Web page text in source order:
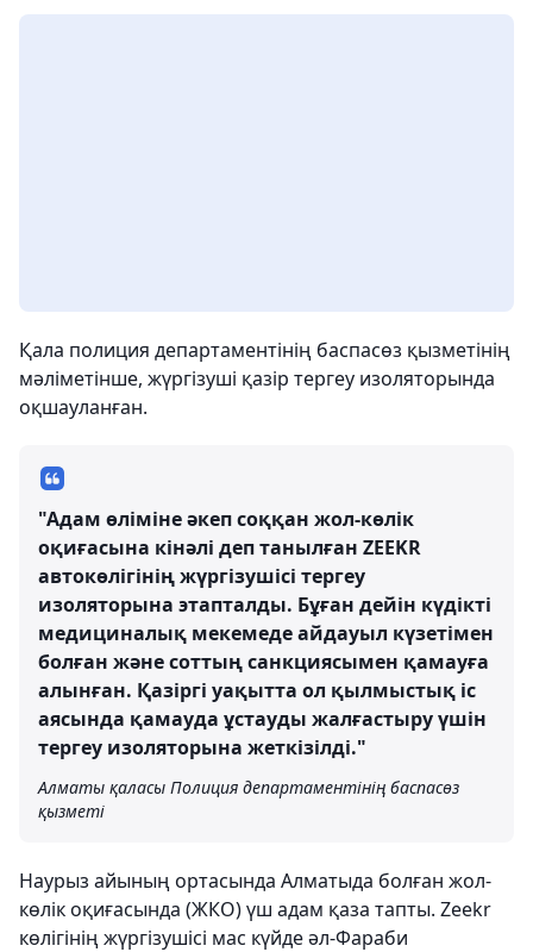
Қала полиция департаментінің баспасөз қызметінің
мәліметінше, жүргізуші қазір тергеу изоляторында
оқшауланған.
"Адам өліміне әкеп соққан жол-көлік
оқиғасына кінәлі деп танылған ZEEKR
автокөлігінің жүргізушісі тергеу
изоляторына этапталды. Бұған дейін күдікті
медициналық мекемеде айдауыл күзетімен
болған және соттың санкциясымен қамауға
алынған. Қазіргі уақытта ол қылмыстық іс
аясында қамауда ұстауды жалғастыру үшін
тергеу изоляторына жеткізілді."
Алматы қаласы Полиция департаментінің баспасөз
қызметі
Наурыз айының ортасында Алматыда болған жол-
көлік оқиғасында (ЖКО) үш адам қаза тапты. Zeekr
көлігінің жүргізушісі мас күйде әл-Фараби